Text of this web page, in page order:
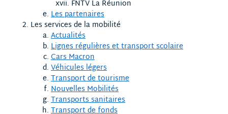
FNTV La Réunion
Les partenaires
Les services de la mobilité
Actualités
Lignes régulières et transport scolaire
Cars Macron
Véhicules légers
Transport de tourisme
Nouvelles Mobilités
Transports sanitaires
Transport de fonds